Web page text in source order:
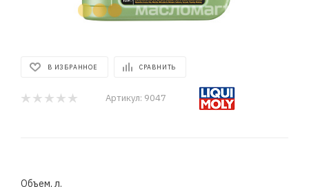
В ИЗБРАННОЕ СРАВНИТЬ
Артикул: 9047
Объем, л.